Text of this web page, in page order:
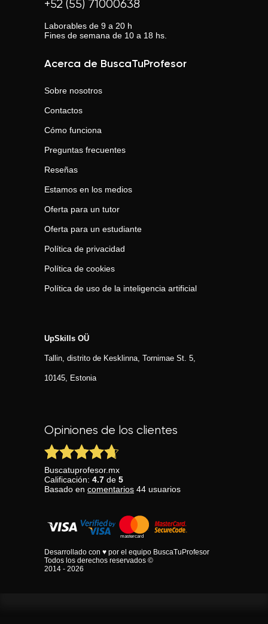
+52 (55) 71000638
Laborables de 9 a 20 h
Fines de semana de 10 a 18 hs.
Acerca de BuscaTuProfesor
Sobre nosotros
Contactos
Cómo funciona
Preguntas frecuentes
Reseñas
Estamos en los medios
Oferta para un tutor
Oferta para un estudiante
Política de privacidad
Política de cookies
Política de uso de la inteligencia artificial
UpSkills OÜ
Tallin, distrito de Kesklinna, Tornimаe St. 5,
10145, Estonia
Opiniones de los clientes
Buscatuprofesor.mx
Calificación: 4.7 de 5
Basado en comentarios 44 usuarios
Desarrollado con ♥ por el equipo BuscaTuProfesor
Todos los derechos reservados ©
2014 - 2026